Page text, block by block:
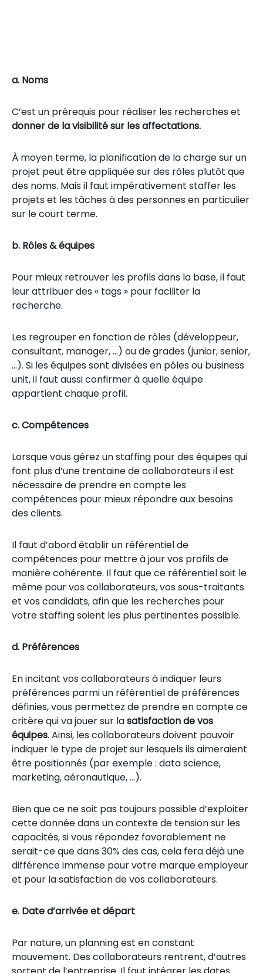
a. Noms
C’est un prérequis pour réaliser les recherches et
donner de la visibilité sur les affectations.
À moyen terme, la planification de la charge sur un
projet peut être appliquée sur des rôles plutôt que
des noms. Mais il faut impérativement staffer les
projets et les tâches à des personnes en particulier
sur le court terme.
b. Rôles & équipes
Pour mieux retrouver les profils dans la base, il faut
leur attribuer des « tags » pour faciliter la
recherche.
Les regrouper en fonction de rôles (développeur,
consultant, manager, …) ou de grades (junior, senior,
…). Si les équipes sont divisées en pôles ou business
unit, il faut aussi confirmer à quelle équipe
appartient chaque profil.
c. Compétences
Lorsque vous gérez un staffing pour des équipes qui
font plus d’une trentaine de collaborateurs il est
nécessaire de prendre en compte les
compétences pour mieux répondre aux besoins
des clients.
Il faut d’abord établir un référentiel de
compétences pour mettre à jour vos profils de
manière cohérente. Il faut que ce référentiel soit le
même pour vos collaborateurs, vos sous-traitants
et vos candidats, afin que les recherches pour
votre staffing soient les plus pertinentes possible.
d. Préférences
En incitant vos collaborateurs à indiquer leurs
préférences parmi un référentiel de préférences
définies, vous permettez de prendre en compte ce
critère qui va jouer sur lasatisfaction de vos
équipes. Ainsi, les collaborateurs doivent pouvoir
indiquer le type de projet sur lesquels ils aimeraient
être positionnés (par exemple : data science,
marketing, aéronautique, …).
Bien que ce ne soit pas toujours possible d’exploiter
cette donnée dans un contexte de tension sur les
capacités, si vous répondez favorablement ne
serait-ce que dans 30% des cas, cela fera déjà une
différence immense pour votre marque employeur
et pour la satisfaction de vos collaborateurs.
e. Date d’arrivée et départ
Par nature, un planning est en constant
mouvement. Des collaborateurs rentrent, d’autres